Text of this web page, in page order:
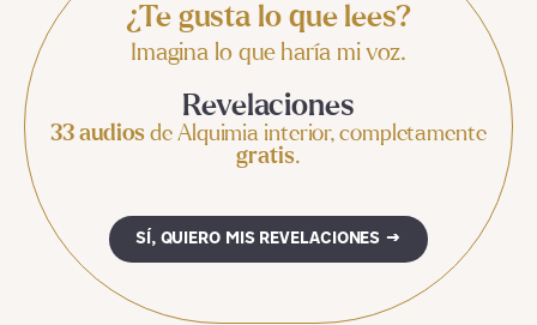
¿Te gusta lo que lees?
Imagina lo que haría mi voz.
Revelaciones
33 audios de Alquimia interior, completamente
gratis.
SÍ, QUIERO MIS REVELACIONES →